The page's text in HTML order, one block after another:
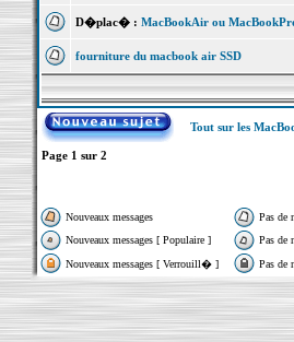
D�plac� : MacBookAir ou
fourniture du macbook air SSD
Tout sur les
Page 1 sur 2
Nouveaux messages Pas de
Nouveaux messages [ Populaire ]
Pas de
Nouveaux messages [ Verrouill� ]
Pas de